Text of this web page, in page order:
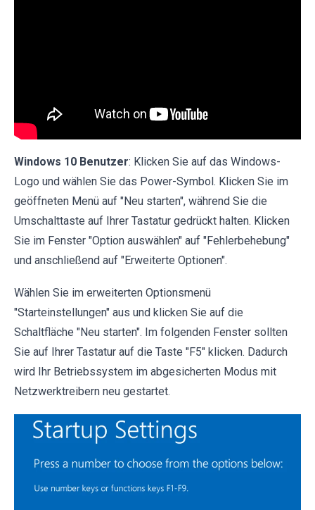
Windows 10 Benutzer: Klicken Sie auf das Windows-
Logo und wählen Sie das Power-Symbol. Klicken Sie im
geöffneten Menü auf "Neu starten", während Sie die
Umschalttaste auf Ihrer Tastatur gedrückt halten. Klicken
Sie im Fenster "Option auswählen" auf "Fehlerbehebung"
und anschließend auf "Erweiterte Optionen".
Wählen Sie im erweiterten Optionsmenü
"Starteinstellungen" aus und klicken Sie auf die
Schaltfläche "Neu starten". Im folgenden Fenster sollten
Sie auf Ihrer Tastatur auf die Taste "F5" klicken. Dadurch
wird Ihr Betriebssystem im abgesicherten Modus mit
Netzwerktreibern neu gestartet.